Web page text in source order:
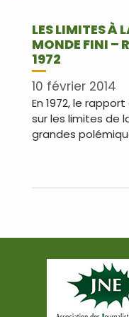
LES LIMITES À
MONDE FINI –
1972
10 février 2014
En 1972, le
sur les limites de
grandes